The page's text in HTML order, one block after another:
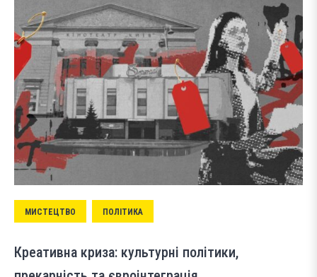
МИСТЕЦТВО ПОЛІТИКА
Креативна криза: культурні політики,